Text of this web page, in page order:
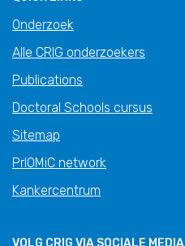
Onderzoek
Alle CRIG onderzoekers
Publications
Doctoral Schools cursus
Sitemap
PrIOMiC network
Kankercentrum
VOLG CRIG VIA SOCIALE MEDIA